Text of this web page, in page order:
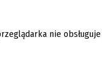
EN
nie